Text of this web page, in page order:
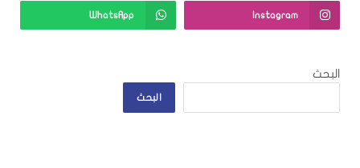
Instagram
WhatsApp
البحث
البحث